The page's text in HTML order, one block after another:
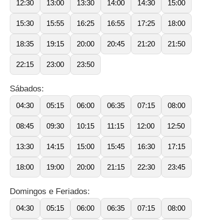
12:30 13:00 13:30 14:00 14:30 15:00
15:30 15:55 16:25 16:55 17:25 18:00
18:35 19:15 20:00 20:45 21:20 21:50
22:15 23:00 23:50
Sábados:
04:30 05:15 06:00 06:35 07:15 08:00
08:45 09:30 10:15 11:15 12:00 12:50
13:30 14:15 15:00 15:45 16:30 17:15
18:00 19:00 20:00 21:15 22:30 23:45
Domingos e Feriados:
04:30 05:15 06:00 06:35 07:15 08:00